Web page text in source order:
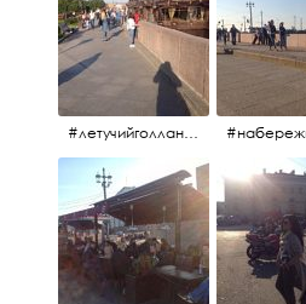
#летучийголландец #набережнаяневы